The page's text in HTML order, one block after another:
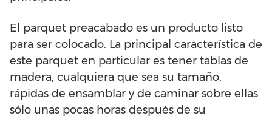
El parquet preacabado es un producto listo
para ser colocado. La principal característica de
este parquet en particular es tener tablas de
madera, cualquiera que sea su tamaño,
rápidas de ensamblar y de caminar sobre ellas
sólo unas pocas horas después de su